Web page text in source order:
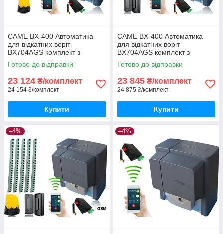
CAME BX-400 Автоматика
для відкатних воріт
BX704AGS комплект з
лампою, 6м рейки і gsm-
модулем
Готово до відправки
23 124 ₴/комплект
24 154 ₴/комплект
Купити
CAME BX-400 Автоматика
для відкатних воріт
BX704AGS комплект з
фотоелементами, 6м рейки і
gsm-модулем
Готово до відправки
23 845 ₴/комплект
24 875 ₴/комплект
Купити
–4% –4%